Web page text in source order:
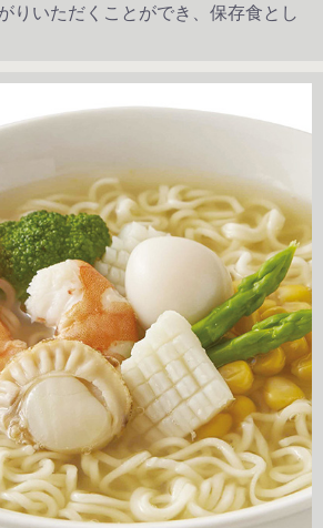
りいただくことができ、保存食とし